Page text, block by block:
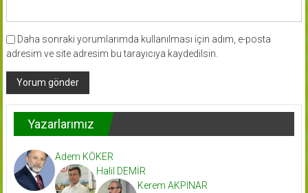
Daha sonraki yorumlarımda kullanılması için adım, e-posta
adresim ve site adresim bu tarayıcıya kaydedilsin.
Yazarlarımız
Adem KÖKER
Halil DEMİR
Kerem AKPINAR